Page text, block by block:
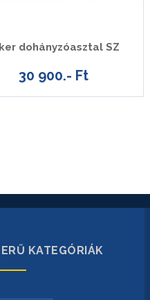
dohányzóasztal SZ
30 900.- Ft
KATEGÓRIÁK